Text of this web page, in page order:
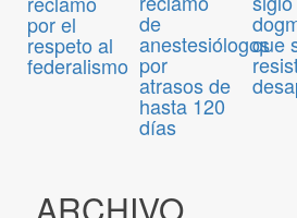
por el
respeto al
federalismo
de
anestesiólogos
por
atrasos de
hasta 120
días
que